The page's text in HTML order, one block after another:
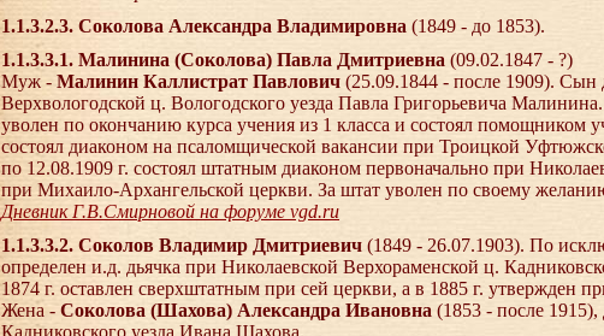
1.1.3.2.3. Соколова Александра Владимировна (1849 - до 1853).
1.1.3.3.1. Малинина (Соколова) Павла Дмитриевна (09.02.1847 - ?)
Муж - Малинин Каллистрат Павлович (25.09.1844 - после 1909).
Верхвологодской ц. Вологодского уезда Павла Григорьевича
уволен по окончанию курса учения из 1 класса и состоял помощником
состоял диаконом на псаломщической вакансии при Троицкой
по 12.08.1909 г. состоял штатным диаконом первоначально при
при Михаило-Архангельской церкви. За штат уволен по своему
Дневник Г.В.Смирновой на форуме vgd.ru
1.1.3.3.2. Соколов Владимир Дмитриевич (1849 - 26.07.1903). По
определен и.д. дьячка при Николаевской Верхораменской ц.
1874 г. оставлен сверхштатным при сей церкви, а в 1885 г. утвержден
Жена - Соколова (Шахова) Александра Ивановна (1853 - после
Кадниковского уезда Ивана Шахова.